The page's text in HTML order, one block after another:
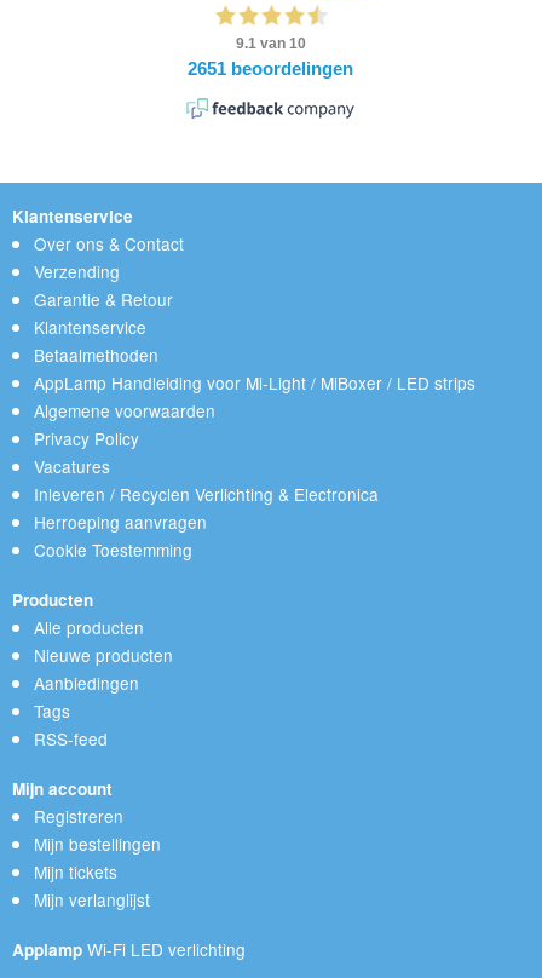
Klantenservice
Over ons & Contact
Verzending
Garantie & Retour
Klantenservice
Betaalmethoden
AppLamp Handleiding voor Mi-Light / MiBoxer / LED strips
Algemene voorwaarden
Privacy Policy
Vacatures
Inleveren / Recyclen Verlichting & Electronica
Herroeping aanvragen
Cookie Toestemming
Producten
Alle producten
Nieuwe producten
Aanbiedingen
Tags
RSS-feed
Mijn account
Registreren
Mijn bestellingen
Mijn tickets
Mijn verlanglijst
Applamp Wi-Fi LED verlichting